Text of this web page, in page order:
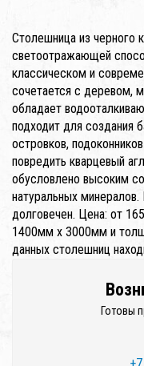
Столешница из черного
светоотражающей
классическом и
сочетается с деревом,
обладает
подходит для создания
островков,
повредить кварцевый
обусловлено высоким
натуральных минералов.
долговечен. Цена: от
1400мм x 3000мм и
данных столешниц
Готовы